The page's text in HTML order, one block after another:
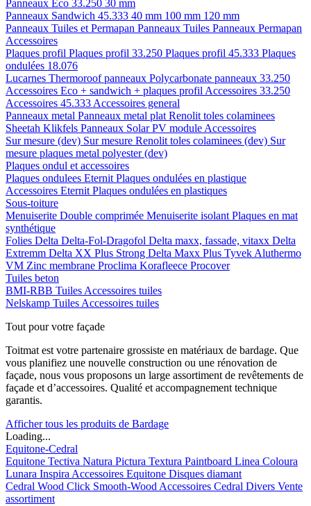
Panneaux Eco 33.250 30 mm
Panneaux Sandwich 45.333 40 mm 100 mm 120 mm
Panneaux Tuiles et Permapan Panneaux Tuiles Panneaux Permapan
Accessoires
Plaques profil Plaques profil 33.250 Plaques profil 45.333 Plaques
ondulées 18.076
Lucarnes Thermoroof panneaux Polycarbonate panneaux 33.250
Accessoires Eco + sandwich + plaques profil Accessoires 33.250
Accessoires 45.333 Accessoires general
Panneaux metal Panneaux metal plat Renolit toles colaminees
Sheetah Klikfels Panneaux Solar PV module Accessoires
Sur mesure (dev) Sur mesure Renolit toles colaminees (dev) Sur
mesure plaques metal polyester (dev)
Plaques ondul et accessoires
Plaques ondulees Eternit Plaques ondulées en plastique
Accessoires Eternit Plaques ondulées en plastiques
Sous-toiture
Menuiserite Double comprimée Menuiserite isolant Plaques en mat
synthétique
Folies Delta Delta-Fol-Dragofol Delta maxx, fassade, vitaxx Delta
Extremm Delta XX Plus Strong Delta Maxx Plus Tyvek Aluthermo
VM Zinc membrane Proclima Korafleece Procover
Tuiles beton
BMI-RBB Tuiles Accessoires tuiles
Nelskamp Tuiles Accessoires tuiles
Tout pour votre façade
Toitmat est votre partenaire grossiste en matériaux de bardage. Que
vous planifiez une nouvelle construction ou une rénovation de
façade, nous vous proposons un large assortiment de revêtements de
façade et d’accessoires. Qualité et accompagnement technique
garantis.
Afficher tous les produits de Bardage
Loading...
Equitone-Cedral
Equitone Tectiva Natura Pictura Textura Paintboard Linea Coloura
Lunara Inspira Accessoires Equitone Disques diamant
Cedral Wood Click Smooth-Wood Accessoires Cedral Divers Vente
assortiment